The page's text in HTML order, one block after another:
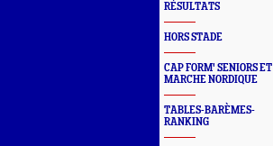
RÉSULTATS
HORS STADE
CAP FORM' SENIORS ET
MARCHE NORDIQUE
TABLES-BARÈMES-
RANKING